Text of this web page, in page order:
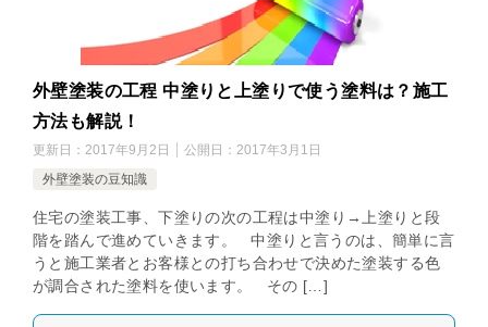
外壁塗装の工程 中塗りと上塗りで使う塗料は？施工
方法も解説！
更新日： 2017年9月2日 公開日： 2017年3月1日
外壁塗装の豆知識
住宅の塗装工事、下塗りの次の工程は中塗り→上塗りと段
階を踏んで進めていきます。 中塗りと言うのは、簡単に言
うと施工業者とお客様との打ち合わせで決めた塗装する色
が調合された塗料を使います。 その […]